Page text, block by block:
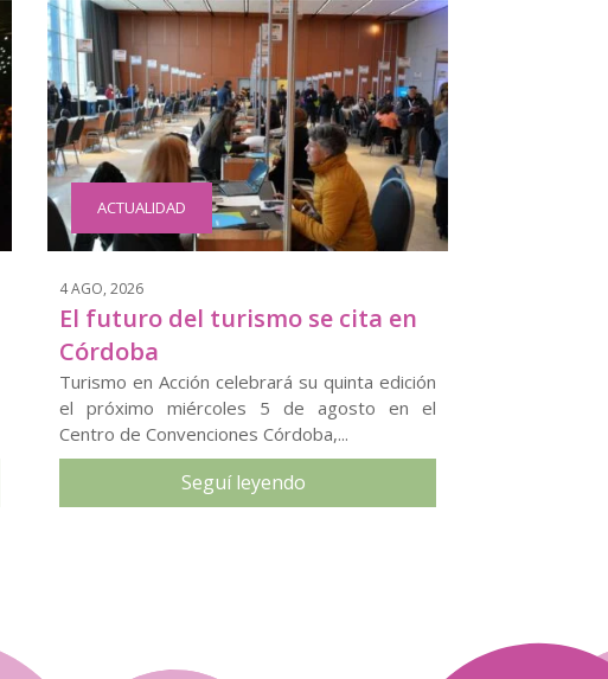
ACTUALIDAD
4 AGO, 2026
El futuro del turismo se cita en
Córdoba
Turismo en Acción celebrará su quinta edición
el próximo miércoles 5 de agosto en el
Centro de Convenciones Córdoba,...
Seguí leyendo